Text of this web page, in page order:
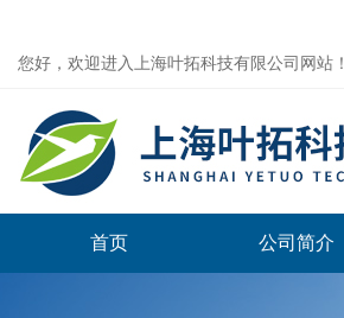
您好，欢迎进入上海叶拓科技有限公司网站！
首页 公司简介